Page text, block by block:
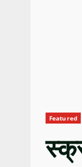
Featured